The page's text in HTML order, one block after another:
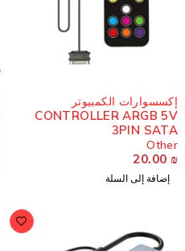
إكسسوارات الكمبيوتر
CONTROLLER ARGB 5V
3PIN SATA
Other
20.00
إضافة إلى السلة